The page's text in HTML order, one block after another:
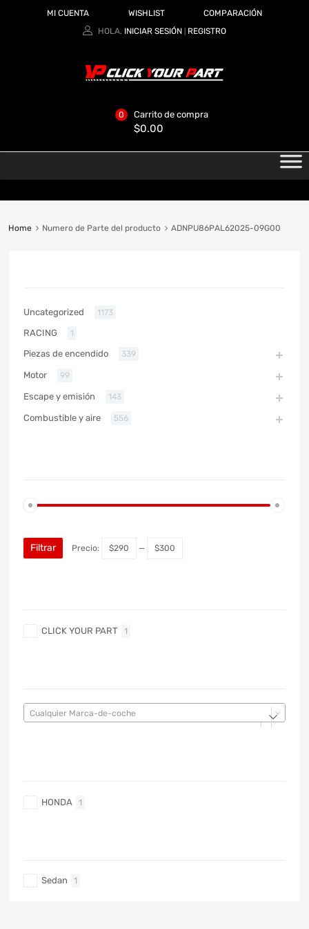
MI CUENTA WISHLIST
COMPARACIÓN
HOLA. INICIAR SESIÓN REGISTRO
Carrito de compra
$0.00
0
Home Numero de Parte del producto ADNPU86PAL62025-09G00
Uncategorized 1173
RACING 1
Piezas de encendido 339
Motor 99
Escape y emisión 143
Combustible y aire 556
Filtrar Precio: $290 — $300
CLICK YOUR PART 1
Cualquier Marca-de-coche
HONDA 1
Sedan 1